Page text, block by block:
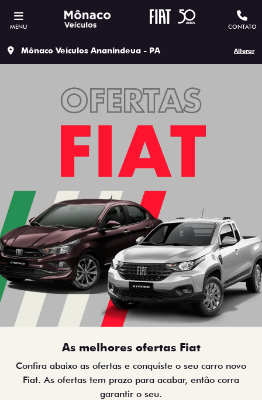
MENU CONTATO
Mônaco Veículos Ananindeua - PA Alterar
As melhores ofertas Fiat
Confira abaixo as ofertas e conquiste o seu carro novo
Fiat. As ofertas tem prazo para acabar, então corra
garantir o seu.